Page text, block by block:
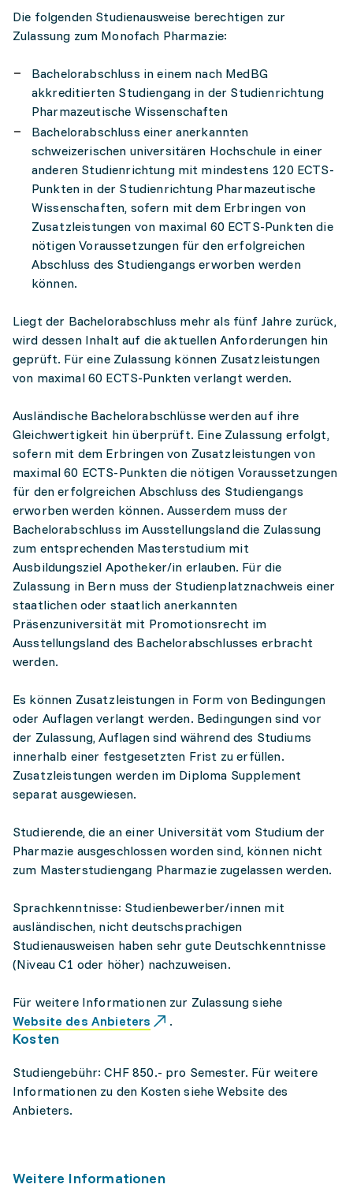
Die folgenden Studienausweise berechtigen zur
Zulassung zum Monofach Pharmazie:
Bachelorabschluss in einem nach MedBG
akkreditierten Studiengang in der Studienrichtung
Pharmazeutische Wissenschaften
Bachelorabschluss einer anerkannten
schweizerischen universitären Hochschule in einer
anderen Studienrichtung mit mindestens 120 ECTS-
Punkten in der Studienrichtung Pharmazeutische
Wissenschaften, sofern mit dem Erbringen von
Zusatzleistungen von maximal 60 ECTS-Punkten die
nötigen Voraussetzungen für den erfolgreichen
Abschluss des Studiengangs erworben werden
können.
Liegt der Bachelorabschluss mehr als fünf Jahre zurück,
wird dessen Inhalt auf die aktuellen Anforderungen hin
geprüft. Für eine Zulassung können Zusatzleistungen
von maximal 60 ECTS-Punkten verlangt werden.
Ausländische Bachelorabschlüsse werden auf ihre
Gleichwertigkeit hin überprüft. Eine Zulassung erfolgt,
sofern mit dem Erbringen von Zusatzleistungen von
maximal 60 ECTS-Punkten die nötigen Voraussetzungen
für den erfolgreichen Abschluss des Studiengangs
erworben werden können. Ausserdem muss der
Bachelorabschluss im Ausstellungsland die Zulassung
zum entsprechenden Masterstudium mit
Ausbildungsziel Apotheker/in erlauben. Für die
Zulassung in Bern muss der Studienplatznachweis einer
staatlichen oder staatlich anerkannten
Präsenzuniversität mit Promotionsrecht im
Ausstellungsland des Bachelorabschlusses erbracht
werden.
Es können Zusatzleistungen in Form von Bedingungen
oder Auflagen verlangt werden. Bedingungen sind vor
der Zulassung, Auflagen sind während des Studiums
innerhalb einer festgesetzten Frist zu erfüllen.
Zusatzleistungen werden im Diploma Supplement
separat ausgewiesen.
Studierende, die an einer Universität vom Studium der
Pharmazie ausgeschlossen worden sind, können nicht
zum Masterstudiengang Pharmazie zugelassen werden.
Sprachkenntnisse: Studienbewerber/innen mit
ausländischen, nicht deutschsprachigen
Studienausweisen haben sehr gute Deutschkenntnisse
(Niveau C1 oder höher) nachzuweisen.
Für weitere Informationen zur Zulassung siehe
Website des Anbieters
.
Kosten
Studiengebühr: CHF 850.- pro Semester. Für weitere
Informationen zu den Kosten siehe Website des
Anbieters.
Weitere Informationen